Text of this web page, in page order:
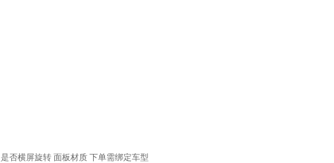
是否横屏旋转 面板材质 下单需绑定车型